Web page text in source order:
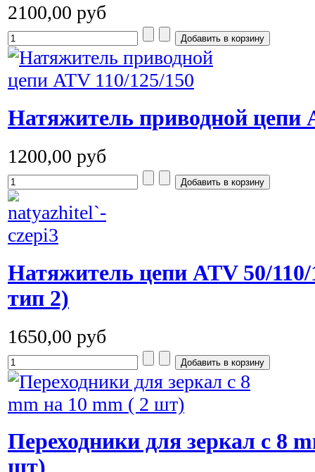
2100,00 руб
Натяжитель приводной цепи
1200,00 руб
Натяжитель цепи ATV 50/110/
тип 2)
1650,00 руб
Переходники для зеркал с 8
шт)